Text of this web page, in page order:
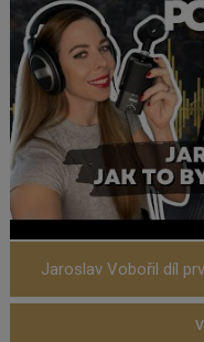
Jaroslav Vobořil díl